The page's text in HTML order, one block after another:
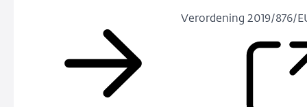
Verordening 2019/876/